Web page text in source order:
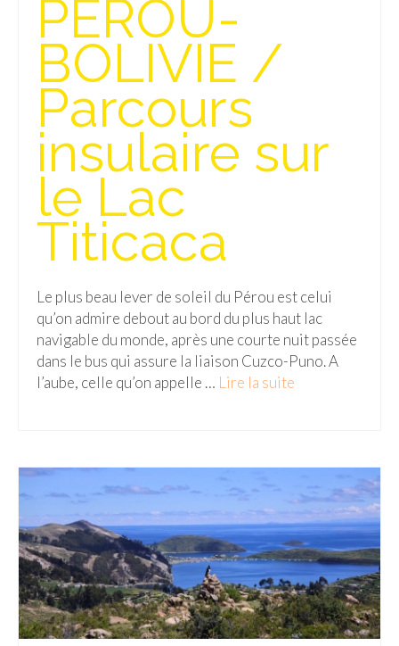
Isla del Sol
Lac Titicaca
Salar d’Uyuni
Chili
Paraguay
Pérou
Machu Picchu
ASIE
Chine
Guilin & Yangshuo
Xi’An
Corée du Sud
Japon
Fukuoka
PEROU-
BOLIVIE /
Parcours
insulaire sur
le Lac
Titicaca
Le plus beau lever de soleil du Pérou est celui
qu’on admire debout au bord du plus haut lac
navigable du monde, après une courte nuit passée
dans le bus qui assure la liaison Cuzco-Puno. A
l’aube, celle qu’on appelle … Lire la suite­­